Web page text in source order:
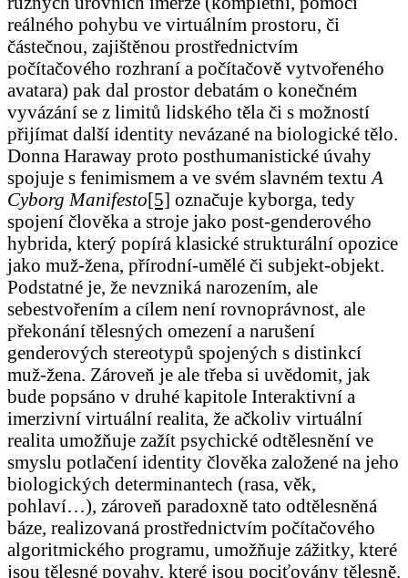
reálného pohybu ve virtuálním prostoru, či
částečnou, zajištěnou prostřednictvím
počítačového rozhraní a počítačově vytvořeného
avatara) pak dal prostor debatám o konečném
vyvázání se z limitů lidského těla či s možností
přijímat další identity nevázané na biologické tělo.
Donna Haraway proto posthumanistické úvahy
spojuje s fenimismem a ve svém slavném textu A
Cyborg Manifesto[5] označuje kyborga, tedy
spojení člověka a stroje jako post-genderového
hybrida, který popírá klasické strukturální opozice
jako muž-žena, přírodní-umělé či subjekt-objekt.
Podstatné je, že nevzniká narozením, ale
sebestvořením a cílem není rovnoprávnost, ale
překonání tělesných omezení a narušení
genderových stereotypů spojených s distinkcí
muž-žena. Zároveň je ale třeba si uvědomit, jak
bude popsáno v druhé kapitole Interaktivní a
imerzivní virtuální realita, že ačkoliv virtuální
realita umožňuje zažít psychické odtělesnění ve
smyslu potlačení identity člověka založené na jeho
biologických determinantech (rasa, věk,
pohlaví…), zároveň paradoxně tato odtělesněná
báze, realizovaná prostřednictvím počítačového
algoritmického programu, umožňuje zážitky, které
jsou tělesné povahy, které jsou pociťovány tělesně.